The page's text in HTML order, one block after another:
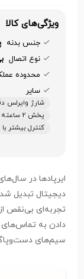
ویژگی‌های کالا
جنس بدنه
نوع اتصال
محدوده
سایر
شارژ وایرلس
پخش 2 ساعته موسیقی تنها با 10 دقیقه شارژ,
کنترل بیشتر با
ایرپادها در
دیجیتال تبدیل
تجربه‌ای بی‌نقص
دادن به تماس‌های
سیم‌های